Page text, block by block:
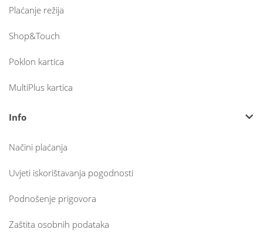
Plaćanje režija
Shop&Touch
Poklon kartica
MultiPlus kartica
Info
Načini plaćanja
Uvjeti iskorištavanja pogodnosti
Podnošenje prigovora
Zaštita osobnih podataka